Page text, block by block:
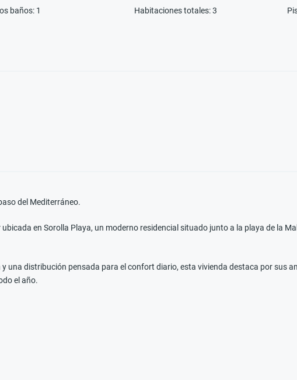
baños: 1 Habitaciones totales: 3
del Mediterráneo.
en Sorolla Playa, un moderno residencial situado junto a la playa de la
una distribución pensada para el confort diario, esta vivienda destaca por sus
el año.